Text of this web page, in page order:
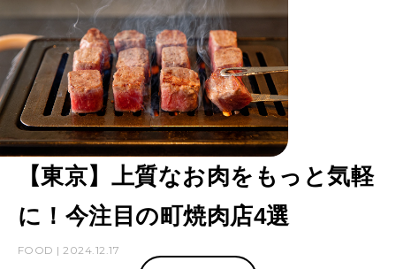
【東京】上質なお肉をもっと気軽
に！今注目の町焼肉店4選
FOOD | 2024.12.17